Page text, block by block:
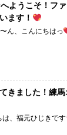
ようこそ！フ
ます！
ん、こんにちはっ
きました！練
、福元ひじきです